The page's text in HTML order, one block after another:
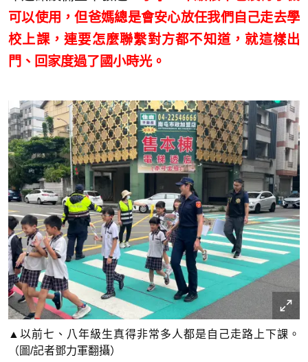
可以使用，但爸媽總是會安心放任我們自己走去學
校上課，連要怎麼聯繫對方都不知道，就這樣出
門、回家度過了國小時光。
▲以前七、八年級生真得非常多人都是自己走路上下課。
（圖/記者鄧力軍翻攝）